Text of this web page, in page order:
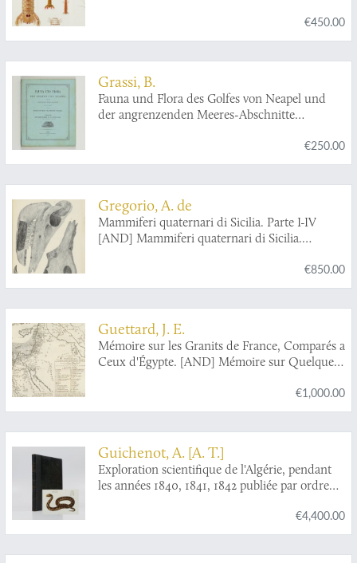
Neapel. 33. Monographie: Stomatopoden.
Erster Theil. [All published].
€450.00
Grassi, B.
Fauna und Flora des Golfes von Neapel und
der angrenzenden Meeres-Abschnitte
zu Neapel. V. Monographie: Die Chaetognaten.
€250.00
Gregorio, A. de
Mammiferi quaternari di Sicilia. Parte I-IV
[AND] Mammiferi quaternari di Sicilia.
della quarta grotta della Favorita. Deposito
ossifero della vetta di Monte Pellegrina.
€850.00
Guettard, J. E.
Mémoire sur les Granits de France, Comparés a
Ceux d'Égypte. [AND] Mémoire sur Quelques
l'Academie Royale des sciences, Année
MDCCLI [1751], avec les mémoires de
€1,000.00
Guichenot, A. [A. T.]
Exploration scientifique de l'Algérie, pendant
les années 1840, 1841, 1842 publiée par ordre
commission académique. Sciences physiques.
Zoologie. V. Histoire naturelle des reptiles et
€4,400.00